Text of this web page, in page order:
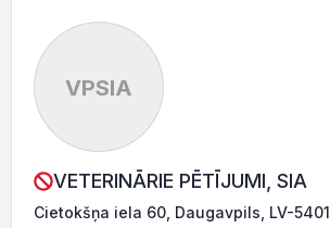
VPSIA
VETERINĀRIE PĒTĪJUMI, SIA
Cietokšņa iela 60, Daugavpils, LV-5401